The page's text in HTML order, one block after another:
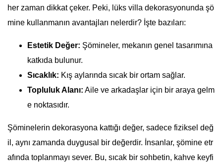
her zaman dikkat çeker. Peki, lüks villa dekorasyonunda şö
mine kullanmanın avantajları nelerdir? İşte bazıları:
Estetik Değer: Şömineler, mekanın genel tasarımına
katkıda bulunur.
Sıcaklık: Kış aylarında sıcak bir ortam sağlar.
Topluluk Alanı: Aile ve arkadaşlar için bir araya gelm
e noktasıdır.
Şöminelerin dekorasyona kattığı değer, sadece fiziksel değ
il, aynı zamanda duygusal bir değerdir. İnsanlar, şömine etr
afında toplanmayı sever. Bu, sıcak bir sohbetin, kahve keyfi